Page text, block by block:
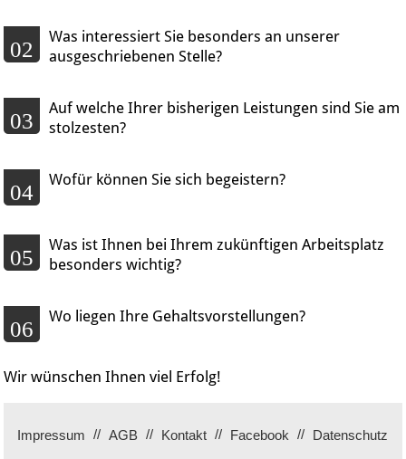
02
Was interessiert Sie besonders an unserer
ausgeschriebenen Stelle?
03
Auf welche Ihrer bisherigen Leistungen sind Sie am
stolzesten?
04
Wofür können Sie sich begeistern?
05
Was ist Ihnen bei Ihrem zukünftigen Arbeitsplatz
besonders wichtig?
06
Wo liegen Ihre Gehaltsvorstellungen?
Wir wünschen Ihnen viel Erfolg!
Impressum AGB Kontakt Facebook Datenschutz